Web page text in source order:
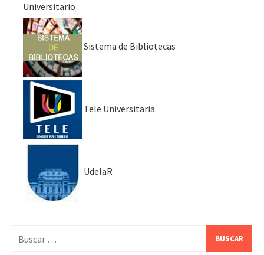
Universitario
Sistema de Bibliotecas
Tele Universitaria
UdelaR